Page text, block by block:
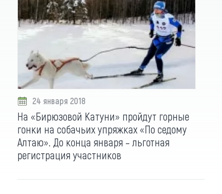
24 января 2018
На «Бирюзовой Катуни» пройдут горные
гонки на собачьих упряжках «По седому
Алтаю». До конца января – льготная
регистрация участников